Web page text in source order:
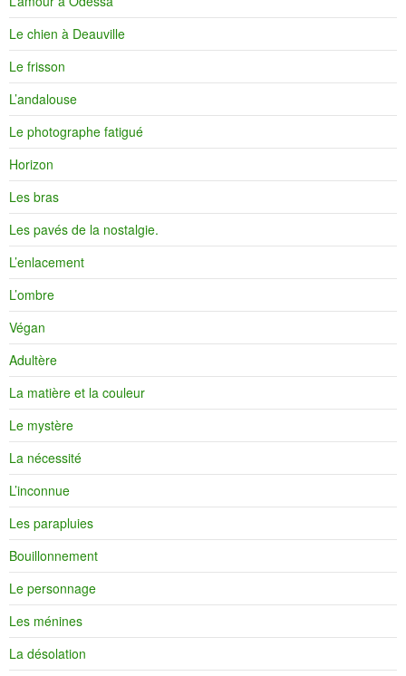
Le chien à Deauville
Le frisson
L’andalouse
Le photographe fatigué
Horizon
Les bras
Les pavés de la nostalgie.
L’enlacement
L’ombre
Végan
Adultère
La matière et la couleur
Le mystère
La nécessité
L’inconnue
Les parapluies
Bouillonnement
Le personnage
Les ménines
La désolation